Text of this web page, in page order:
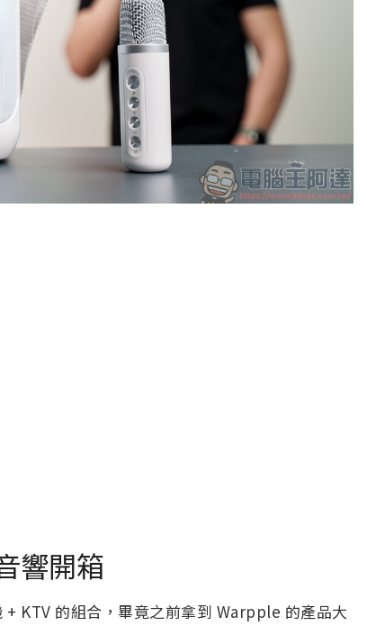
響開箱
KTV 的組合，畢竟之前拿到 Warpple 的產品大